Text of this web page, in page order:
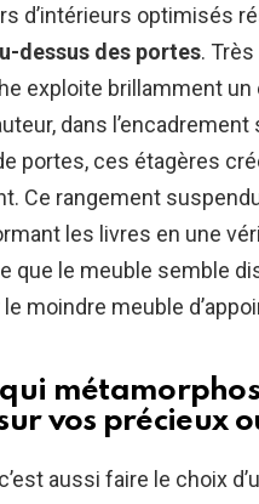
d’intérieurs optimisés
dessus des portes.
exploite brillamment un
dans
portes, ces étagères
Ce rangement
les livres en une
que le meuble semble
moindre meuble
vos précieux
aussi faire le choix